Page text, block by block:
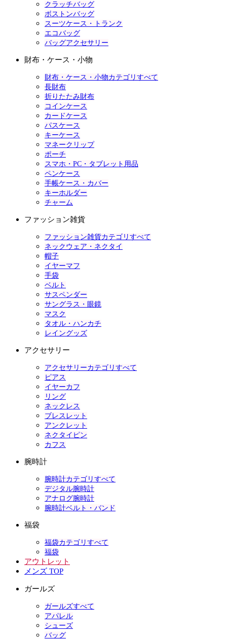
クラッチバッグ
ボストンバッグ
スーツケース・トランク
エコバッグ
バッグアクセサリー
財布・ケース・小物
財布・ケース・小物カテゴリすべて
長財布
折りたたみ財布
コインケース
カードケース
パスケース
キーケース
マネークリップ
ポーチ
スマホ・PC・タブレット用品
ペンケース
手帳ケース・カバー
キーホルダー
チャーム
ファッション雑貨
ファッション雑貨カテゴリすべて
ネックウェア・ネクタイ
帽子
イヤーマフ
手袋
ベルト
サスペンダー
サングラス・眼鏡
マスク
タオル・ハンカチ
レイングッズ
アクセサリー
アクセサリーカテゴリすべて
ピアス
イヤーカフ
リング
ネックレス
ブレスレット
アンクレット
ネクタイピン
カフス
腕時計
腕時計カテゴリすべて
デジタル腕時計
アナログ腕時計
腕時計ベルト・バンド
福袋
福袋カテゴリすべて
福袋
アウトレット
メンズ TOP
ガールズ
ガールズすべて
アパレル
シューズ
バッグ